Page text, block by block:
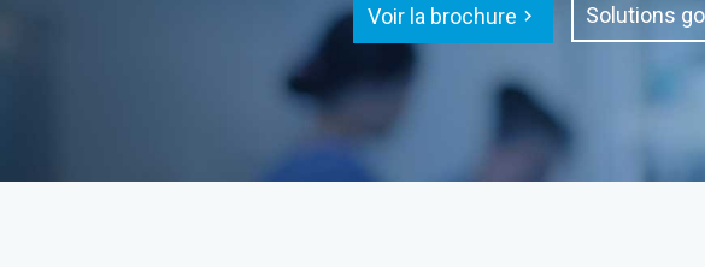
Voir la brochure Solutions